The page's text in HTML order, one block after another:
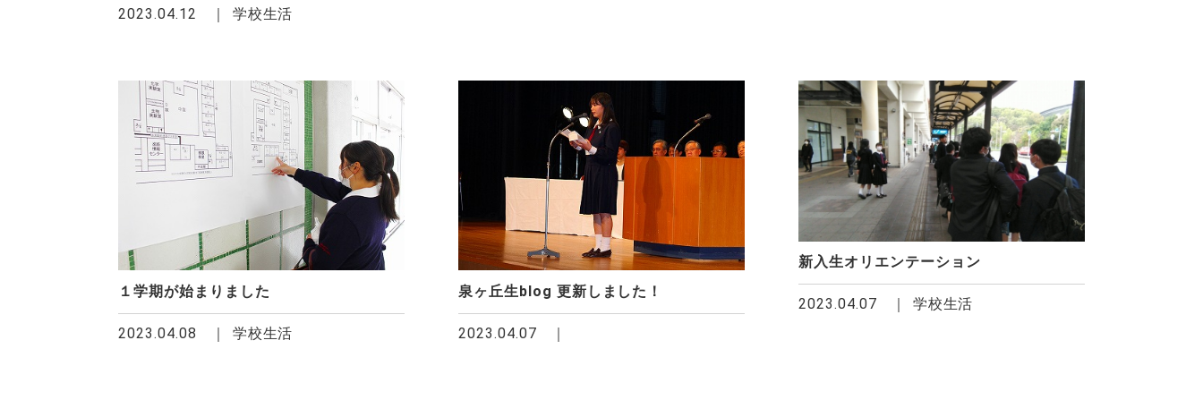
2023.04.12 学校生活
１学期が始まりました
2023.04.08 学校生活
泉ヶ丘生blog 更新しました！
2023.04.07
新入生オリエンテーション
2023.04.07 学校生活